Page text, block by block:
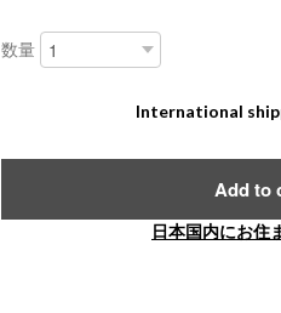
数量
International
Add to
日本国内にお住